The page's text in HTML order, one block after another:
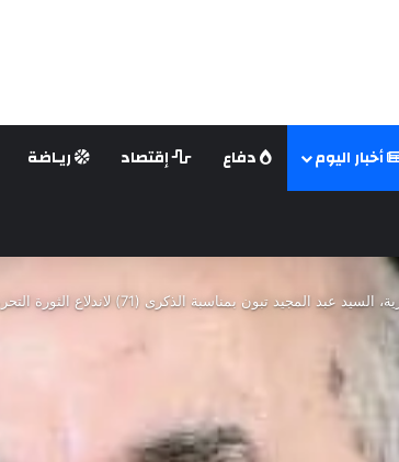
أخبار اليوم دفاع إقتصاد ريـاضة
الذكرى (71) لاندلاع الثورة التحريرية المجيدة ﴿01 نوفمبر 1954 – 2025 ﴾، هذا نصها